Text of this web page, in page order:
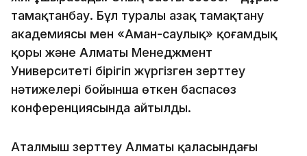
тамақтанбау. Бұл туралы Қазақ тамақтану
академиясы мен «Аман-саулық» қоғамдық
қоры және Алматы Менеджмент
Университеті бірігіп жүргізген зерттеу
нәтижелері бойынша өткен баспасөз
конференциясында айтылды.
Аталмыш зерттеу Алматы қаласындағы